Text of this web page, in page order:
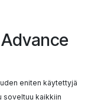
eniten käytettyjä
soveltuu kaikkiin